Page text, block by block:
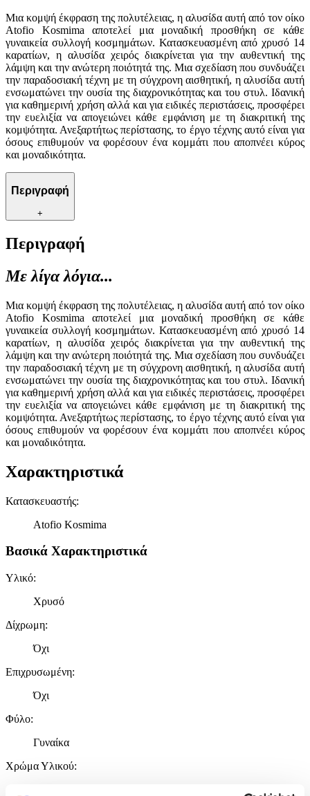
Μια κομψή έκφραση της πολυτέλειας, η αλυσίδα αυτή από τον οίκο
Atofio Kosmima αποτελεί μια μοναδική προσθήκη σε κάθε
γυναικεία συλλογή κοσμημάτων. Κατασκευασμένη από χρυσό 14
καρατίων, η αλυσίδα χειρός διακρίνεται για την αυθεντική της
λάμψη και την ανώτερη ποιότητά της. Μια σχεδίαση που συνδυάζει
την παραδοσιακή τέχνη με τη σύγχρονη αισθητική, η αλυσίδα αυτή
ενσωματώνει την ουσία της διαχρονικότητας και του στυλ. Ιδανική
για καθημερινή χρήση αλλά και για ειδικές περιστάσεις, προσφέρει
την ευελιξία να απογειώνει κάθε εμφάνιση με τη διακριτική της
κομψότητα. Ανεξαρτήτως περίστασης, το έργο τέχνης αυτό είναι για
όσους επιθυμούν να φορέσουν ένα κομμάτι που αποπνέει κύρος
και μοναδικότητα.
Περιγραφή
+
Περιγραφή
Με λίγα λόγια...
Μια κομψή έκφραση της πολυτέλειας, η αλυσίδα αυτή από τον οίκο
Atofio Kosmima αποτελεί μια μοναδική προσθήκη σε κάθε
γυναικεία συλλογή κοσμημάτων. Κατασκευασμένη από χρυσό 14
καρατίων, η αλυσίδα χειρός διακρίνεται για την αυθεντική της
λάμψη και την ανώτερη ποιότητά της. Μια σχεδίαση που συνδυάζει
την παραδοσιακή τέχνη με τη σύγχρονη αισθητική, η αλυσίδα αυτή
ενσωματώνει την ουσία της διαχρονικότητας και του στυλ. Ιδανική
για καθημερινή χρήση αλλά και για ειδικές περιστάσεις, προσφέρει
την ευελιξία να απογειώνει κάθε εμφάνιση με τη διακριτική της
κομψότητα. Ανεξαρτήτως περίστασης, το έργο τέχνης αυτό είναι για
όσους επιθυμούν να φορέσουν ένα κομμάτι που αποπνέει κύρος
και μοναδικότητα.
Χαρακτηριστικά
Κατασκευαστής:
Atofio Kosmima
Βασικά Χαρακτηριστικά
Υλικό:
Χρυσό
Δίχρωμη:
Όχι
Επιχρυσωμένη:
Όχι
Φύλο:
Γυναίκα
Χρώμα Υλικού: